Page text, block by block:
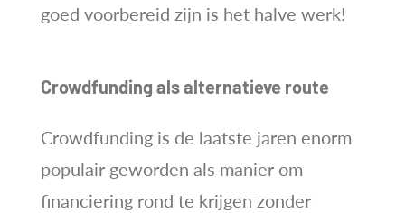
goed voorbereid zijn is het halve werk!
Crowdfunding als alternatieve route
Crowdfunding is de laatste jaren enorm
populair geworden als manier om
financiering rond te krijgen zonder